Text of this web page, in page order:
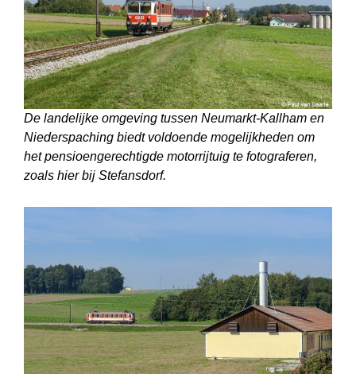
De landelijke omgeving tussen Neumarkt-Kallham en
Niederspaching biedt voldoende mogelijkheden om
het pensioengerechtigde motorrijtuig te foto­graferen,
zoals hier bij Stefansdorf.